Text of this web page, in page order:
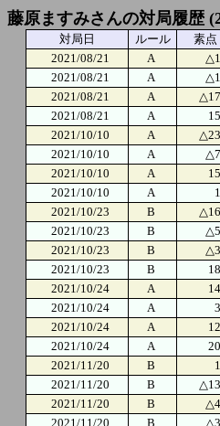
藤原ますみさんの対局履歴
対局日 ルール 素点
2021/08/21
A
2021/08/21
A
2021/08/21
A
2021/08/21
A
2021/10/10
A
2021/10/10
A
2021/10/10
A
2021/10/10
A
2021/10/23
B
2021/10/23
B
2021/10/23
B
2021/10/23
B
2021/10/24
A
2021/10/24
A
2021/10/24
A
2021/10/24
A
2021/11/20
B
2021/11/20
B
2021/11/20
B
2021/11/20
B